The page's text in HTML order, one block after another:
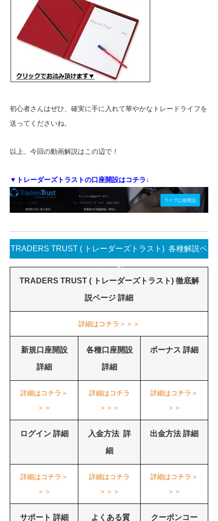
初心者さんはぜひ、確実に手に入れて華やかなトレードライフを
送ってくださいね。
以上、今回の動画解説はこの辺で！
▼トレーダーズトラストの口座開設はコチラ↓
TRADERS TRUST ( トレーダーズトラスト) 各種解説ペ
ージ一覧
TRADERS TRUST ( トレーダーズトラスト) 徹底解
説ページ 詳細
詳細はコチラ＞＞＞
新規口座開設
詳細
各種口座開設
詳細
ボーナス 詳細
詳細はコチラ＞
＞＞
詳細はコチラ
＞＞＞
詳細はコチラ＞
＞＞
ログイン 詳細 入金方法 詳
細
出金方法 詳細
詳細はコチラ＞
＞＞
詳細はコチラ
＞＞＞
詳細はコチラ＞
＞＞
サポート 詳細 よくある質 クーポンコー